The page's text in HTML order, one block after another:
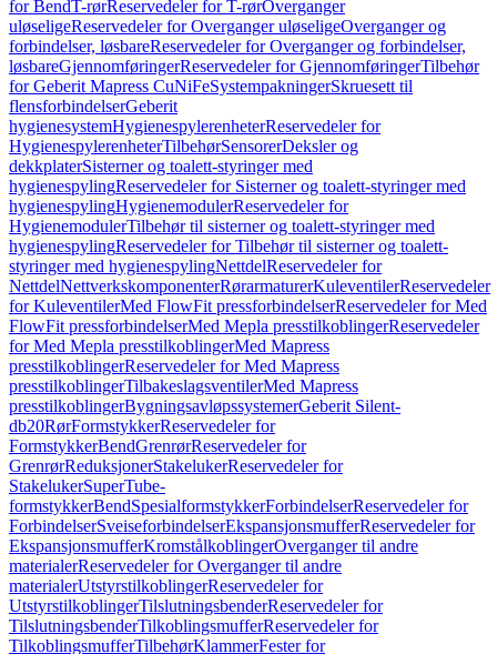
for BendT-rørReservedeler for T-rørOverganger
uløseligeReservedeler for Overganger uløseligeOverganger og
forbindelser, løsbareReservedeler for Overganger og forbindelser,
løsbareGjennomføringerReservedeler for GjennomføringerTilbehør
for Geberit Mapress CuNiFeSystempakningerSkruesett til
flensforbindelserGeberit
hygienesystemHygienespylerenheterReservedeler for
HygienespylerenheterTilbehørSensorerDeksler og
dekkplaterSisterner og toalett-styringer med
hygienespylingReservedeler for Sisterner og toalett-styringer med
hygienespylingHygienemodulerReservedeler for
HygienemodulerTilbehør til sisterner og toalett-styringer med
hygienespylingReservedeler for Tilbehør til sisterner og toalett-
styringer med hygienespylingNettdelReservedeler for
NettdelNettverkskomponenterRørarmaturerKuleventilerReservedeler
for KuleventilerMed FlowFit pressforbindelserReservedeler for Med
FlowFit pressforbindelserMed Mepla presstilkoblingerReservedeler
for Med Mepla presstilkoblingerMed Mapress
presstilkoblingerReservedeler for Med Mapress
presstilkoblingerTilbakeslagsventilerMed Mapress
presstilkoblingerBygningsavløpssystemerGeberit Silent-
db20RørFormstykkerReservedeler for
FormstykkerBendGrenrørReservedeler for
GrenrørReduksjonerStakelukerReservedeler for
StakelukerSuperTube-
formstykkerBendSpesialformstykkerForbindelserReservedeler for
ForbindelserSveiseforbindelserEkspansjonsmufferReservedeler for
EkspansjonsmufferKromstålkoblingerOverganger til andre
materialerReservedeler for Overganger til andre
materialerUtstyrstilkoblingerReservedeler for
UtstyrstilkoblingerTilslutningsbenderReservedeler for
TilslutningsbenderTilkoblingsmufferReservedeler for
TilkoblingsmufferTilbehørKlammerFester for